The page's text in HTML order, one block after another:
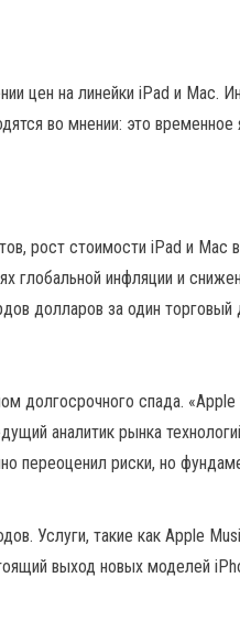
цен на линейки iPad и Mac.
во мнении: это
рост стоимости iPad и Mac
глобальной инфляции и
долларов за один торговый
долгосрочного спада.
аналитик рынка
переоценил риски, но
Услуги, такие как Apple
выход новых моделей